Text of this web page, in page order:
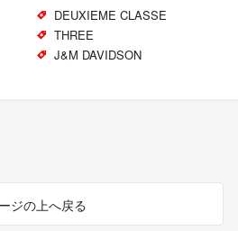
DEUXIEME CLASSE
THREE
J&M DAVIDSON
ジの上へ戻る